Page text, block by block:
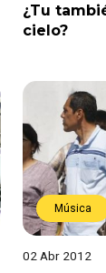
¿Tu
cielo?
Música
02 Abr 2012